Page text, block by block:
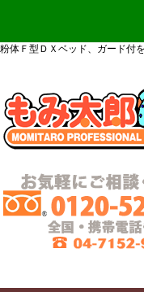
粉体Ｆ型ＤＸベッド、ガード付